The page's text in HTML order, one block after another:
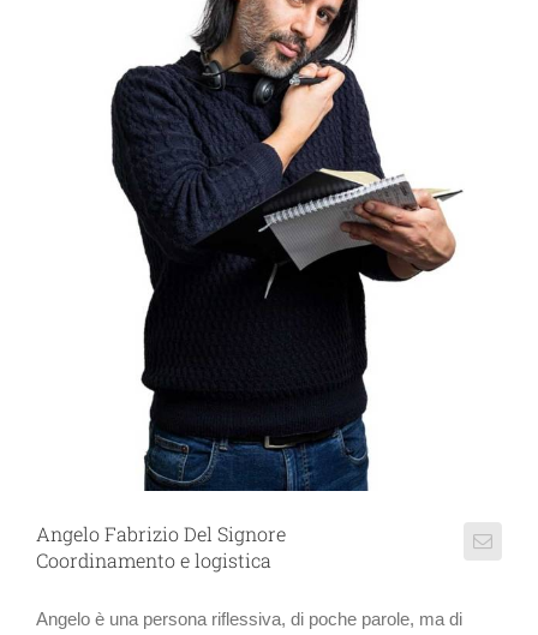
Angelo Fabrizio Del Signore
Coordinamento e logistica
Angelo è una persona riflessiva, di poche parole, ma di